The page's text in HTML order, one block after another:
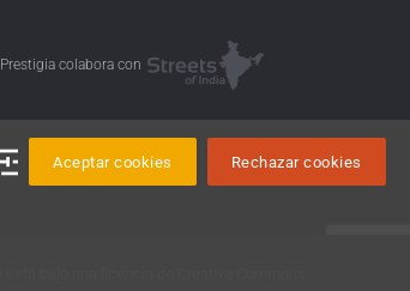
Prestigia colabora con
Aceptar cookies Rechazar cookies